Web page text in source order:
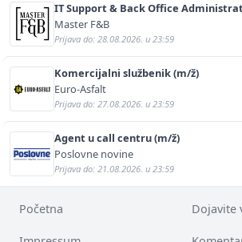
IT Support & Back Office
Master F&B
Prijava do: 28.08.2026. u 23:59
Komercijalni službenik (m/ž)
Euro-Asfalt
Prijava do: 27.08.2026. u 23:59
Agent u call centru (m/ž)
Poslovne novine
Prijava do: 21.08.2026. u 23:59
Početna Dojavite